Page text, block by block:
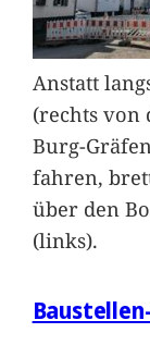
Anstatt
(rechts von
Burg-
fahren,
über den
(links).